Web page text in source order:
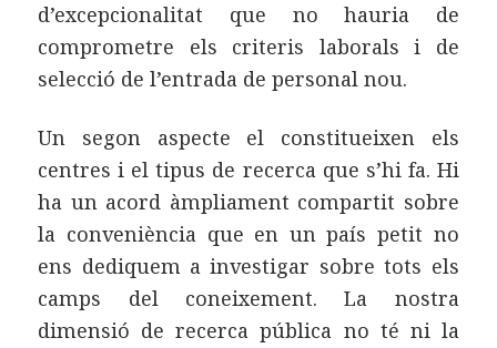
d’excepcionalitat que no hauria de
comprometre els criteris laborals i de
selecció de l’entrada de personal nou.
Un segon aspecte el constitueixen els
centres i el tipus de recerca que s’hi fa. Hi
ha un acord àmpliament compartit sobre
la conveniència que en un país petit no
ens dediquem a investigar sobre tots els
camps del coneixement. La nostra
dimensió de recerca pública no té ni la